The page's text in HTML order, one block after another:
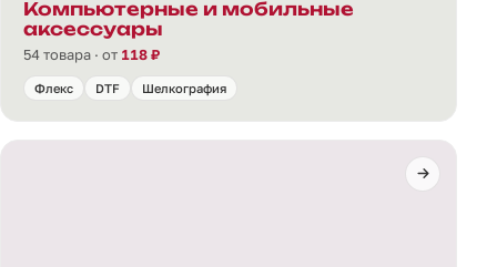
Компьютерные и мобильные
аксессуары
54 товара · от 118 ₽
Флекс DTF Шелкография